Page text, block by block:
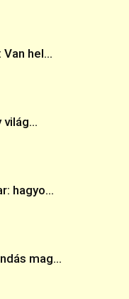
hel...
hagyo...
mag...